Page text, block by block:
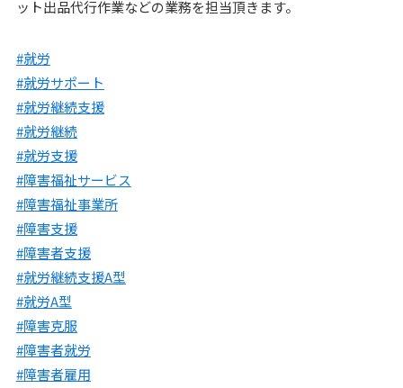
ット出品代行作業などの業務を担当頂きます。
#就労
#就労サポート
#就労継続支援
#就労継続
#就労支援
#障害福祉サービス
#障害福祉事業所
#障害支援
#障害者支援
#就労継続支援A型
#就労A型
#障害克服
#障害者就労
#障害者雇用